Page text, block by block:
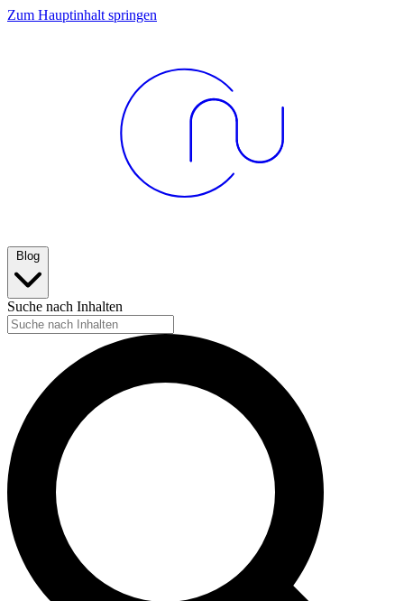
Zum Hauptinhalt springen
Blog
Suche nach Inhalten